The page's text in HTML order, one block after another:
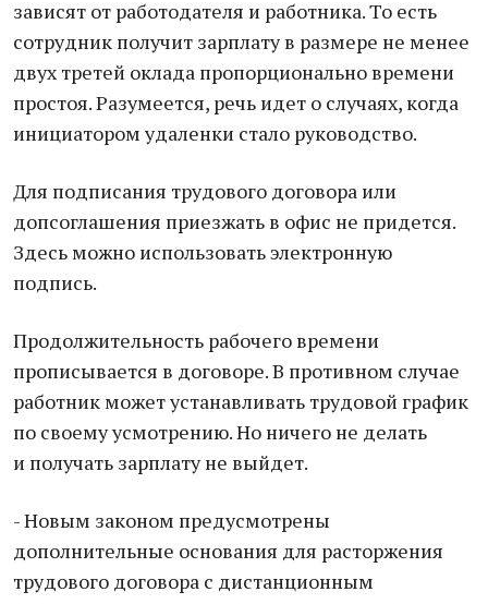
зависят от работодателя и работника. То есть
сотрудник получит зарплату в размере не менее
двух третей оклада пропорционально времени
простоя. Разумеется, речь идет о случаях, когда
инициатором удаленки стало руководство.
Для подписания трудового договора или
допсоглашения приезжать в офис не придется.
Здесь можно использовать электронную
подпись.
Продолжительность рабочего времени
прописывается в договоре. В противном случае
работник может устанавливать трудовой график
по своему усмотрению. Но ничего не делать
и получать зарплату не выйдет.
- Новым законом предусмотрены
дополнительные основания для расторжения
трудового договора с дистанционным